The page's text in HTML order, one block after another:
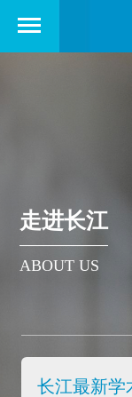
走进长江
ABOUT US
长江最新学